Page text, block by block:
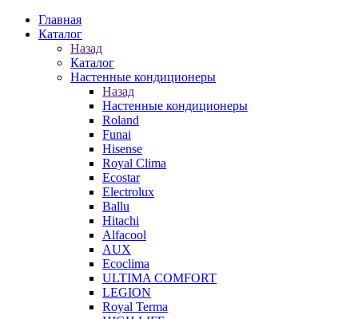
Главная
Каталог
Назад
Каталог
Настенные кондиционеры
Назад
Настенные кондиционеры
Roland
Funai
Hisense
Royal Clima
Ecostar
Electrolux
Ballu
Hitachi
Alfacool
AUX
Ecoclima
ULTIMA COMFORT
LEGION
Royal Terma